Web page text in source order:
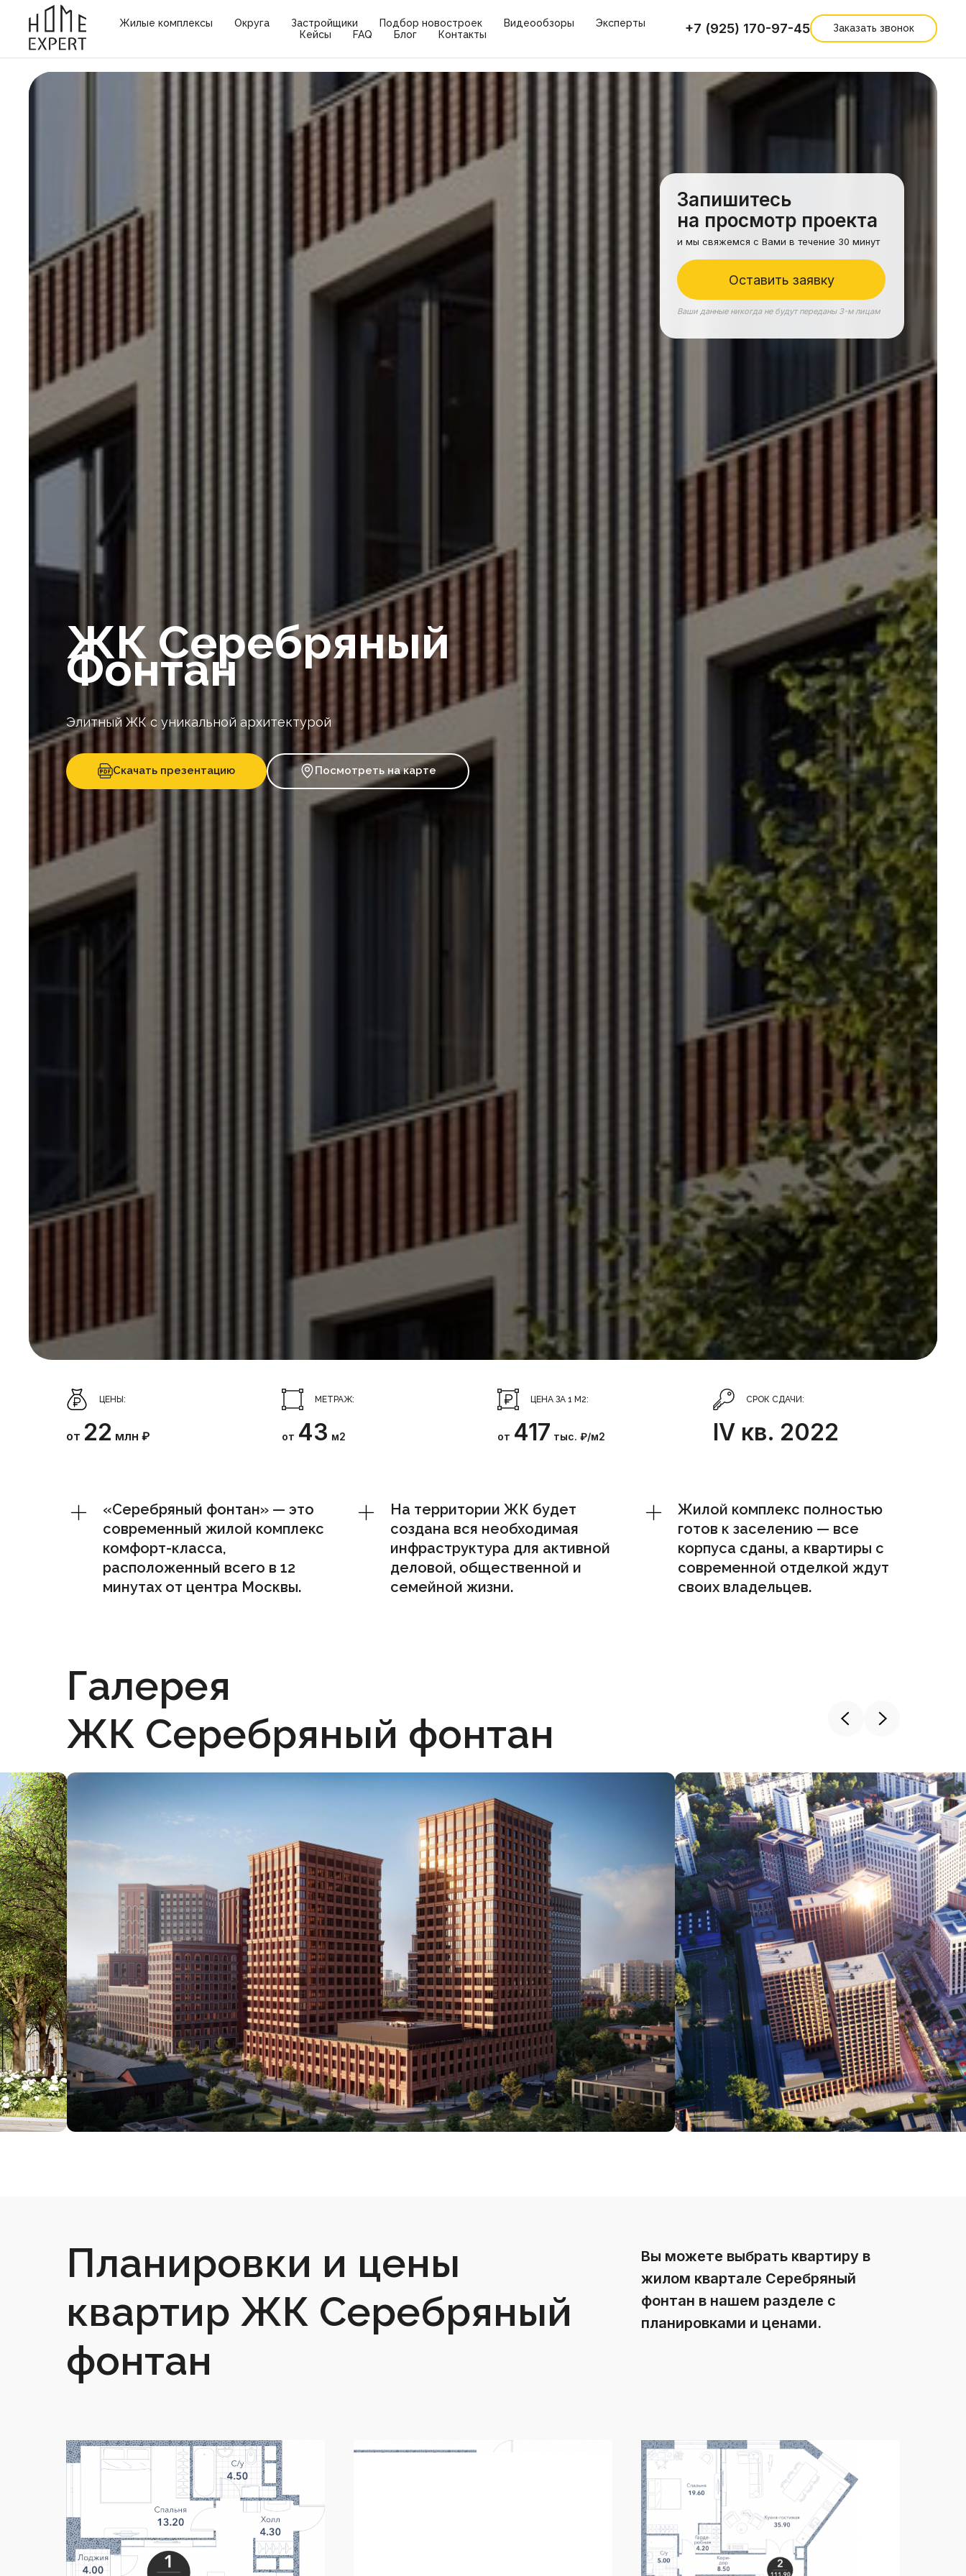
Жилые комплексы Округа Застройщики Подбор новостроек Видеообзоры
Эксперты
Кейсы
FAQ Блог Контакты +7 (925) 170-97-45 Заказать звонок
Запишитесь
на просмотр проекта
и мы свяжемся с Вами в течение 30 минут
Ваши данные никогда не будут переданы 3-м лицам
Оставить заявку
ЖК Серебряный
Фонтан
Элитный ЖК с уникальной архитектурой
Скачать презентацию Посмотреть на карте
ЦЕНЫ:
от 22 млн ₽
МЕТРАЖ:
от 43 м2
ЦЕНА ЗА 1 М2:
от 417 тыс. ₽/м2
СРОК СДАЧИ:
IV кв. 2022
«Серебряный фонтан» — это
современный жилой комплекс
комфорт-класса,
расположенный всего в 12
минутах от центра Москвы.
На территории ЖК будет
создана вся необходимая
инфраструктура для активной
деловой, общественной и
семейной жизни.
Жилой комплекс полностью
готов к заселению — все
корпуса сданы, а квартиры с
современной отделкой ждут
своих владельцев.
Галерея
ЖК Серебряный фонтан
Планировки и цены
квартир ЖК Серебряный
фонтан
Вы можете выбрать квартиру в
жилом квартале Серебряный
фонтан в нашем разделе с
планировками и ценами.